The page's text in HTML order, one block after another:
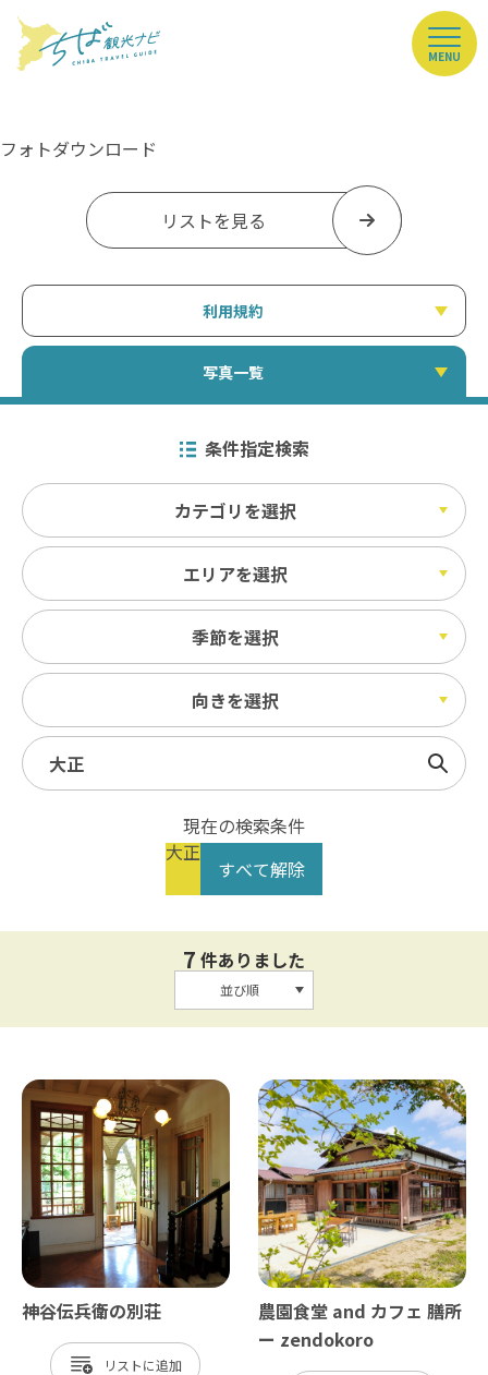
MENU
フォトダウンロード
リストを見る
利用規約
写真一覧
条件指定検索
カテゴリを選択
エリアを選択
季節を選択
向きを選択
検索
現在の検索条件
大正
すべて解除
7 件ありました
並び順
神谷伝兵衛の別荘
リスト
農園食堂 and カフェ 膳所
ー zendokoro